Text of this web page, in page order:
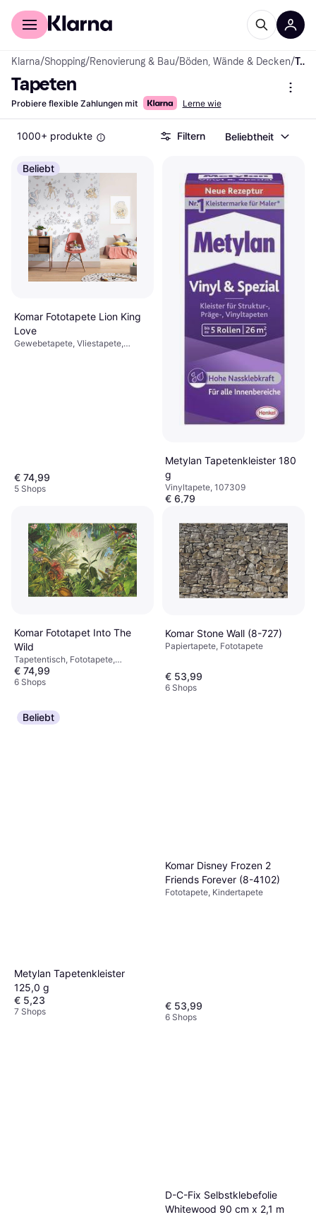
Für Shopper
Klarna/Shopping/Renovierung & Bau/Böden, Wände & Decken/ Tapeten
Tapeten
Probiere flexible Zahlungen mit Lerne wie
1000+ produkte Filtern Beliebtheit
Beliebt
Komar Fototapete Lion King
Love
Gewebetapete, Vliestapete,
€ 74,99
5 Shops
Metylan Tapetenkleister 180
g
Vinyltapete, 107309
€ 6,79
Komar Fototapet Into The
Wild
Tapetentisch, Fototapete,
Vliestapete, Gemustert, Fototapete
€ 74,99
6 Shops
Komar Stone Wall (8-727)
Papiertapete, Fototapete
€ 53,99
6 Shops
Beliebt
Metylan Tapetenkleister
125,0 g
€ 5,23
7 Shops
Komar Disney Frozen 2
Friends Forever (8-4102)
Fototapete, Kindertapete
€ 53,99
6 Shops
D-C-Fix Selbstklebefolie
Whitewood 90 cm x 2,1 m